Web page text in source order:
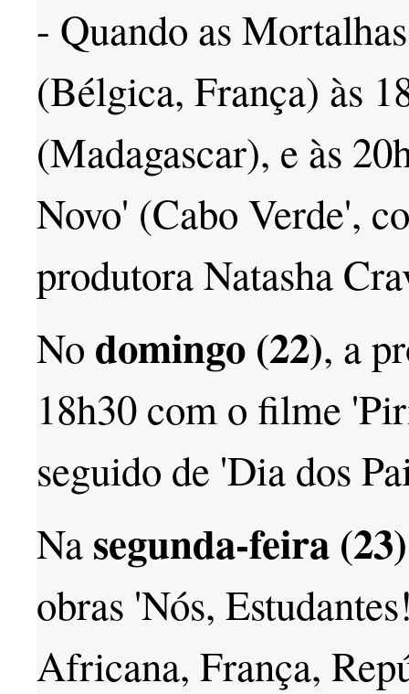
- Quando as
(Bélgica, França) às
(Madagascar), e às
Novo' (Cabo Verde',
produtora Natasha
No domingo (22), a
18h30 com o filme
seguido de 'Dia dos
Nasegunda-feira (23)
obras 'Nós,
Africana, França,